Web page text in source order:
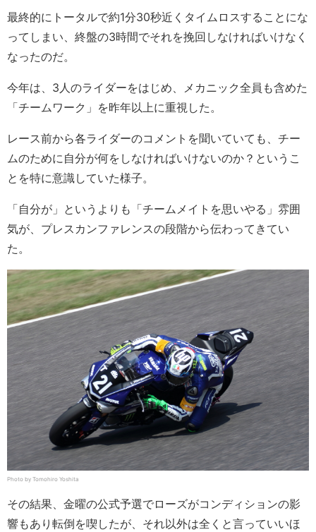
最終的にトータルで約1分30秒近くタイムロスすることにな
ってしまい、終盤の3時間でそれを挽回しなければいけなく
なったのだ。
今年は、3人のライダーをはじめ、メカニック全員も含めた
「チームワーク」を昨年以上に重視した。
レース前から各ライダーのコメントを聞いていても、チー
ムのために自分が何をしなければいけないのか？というこ
とを特に意識していた様子。
「自分が」というよりも「チームメイトを思いやる」雰囲
気が、プレスカンファレンスの段階から伝わってきてい
た。
Photo by Tomohiro Yoshita
その結果、金曜の公式予選でローズがコンディションの影
響もあり転倒を喫したが、それ以外は全くと言っていいほ